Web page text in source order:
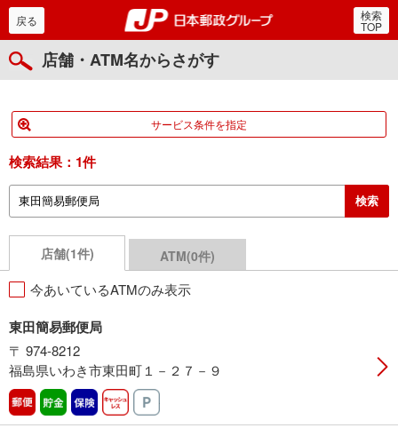
郵便局・日本郵政グルー
戻る 検索
TOP
店舗・ATM名からさがす
サービス条件を指定
検索結果： 1件
店舗(1件) ATM(0件)
今あいているATMのみ表示
東田簡易郵便局
〒 974-8212
福島県いわき市東田町１－２７－９
郵便 貯金 保険 キャッシュレス